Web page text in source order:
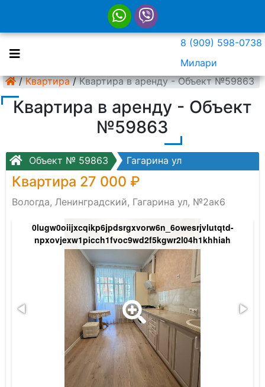
8 (909) 598-0738
Милари
/ Квартира / Квартира в аренду - Объект №59863
Квартира в аренду - Объект
№59863
Объект № 59863 Гагарина ул
Квартира 27 000 ₽
Вологда, Ленинградский, Гагарина ул, №2ак6
0lugw0oiijxcqikp6jpdsrgxvorw6n_6owesrjvlutqtd-
npxovjexw1picch1fvoc9wd2f5kgwr2l04h1khhiah